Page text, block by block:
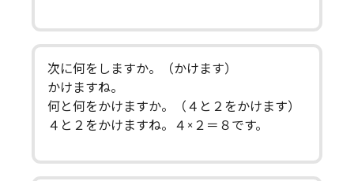
次に何をしますか。（かけます）
かけますね。
何と何をかけますか。（４と２をかけます）
４と２をかけますね。４×２＝８です。